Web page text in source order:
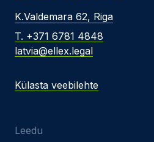
K.Valdemara 62, Riga
T. +371 6781 4848
latvia@ellex.legal
Külasta veebilehte
Leedu